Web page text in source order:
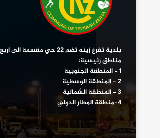
بلدية تفرغ زينه تضم 22 حي مقسمة الى اربع
مناطق رئيسية:
1 - المنطقة الجنوبية
2 - المنطقة الوسطية
3 - المنطقة الشمالية
4-منطقة المطار الدولي